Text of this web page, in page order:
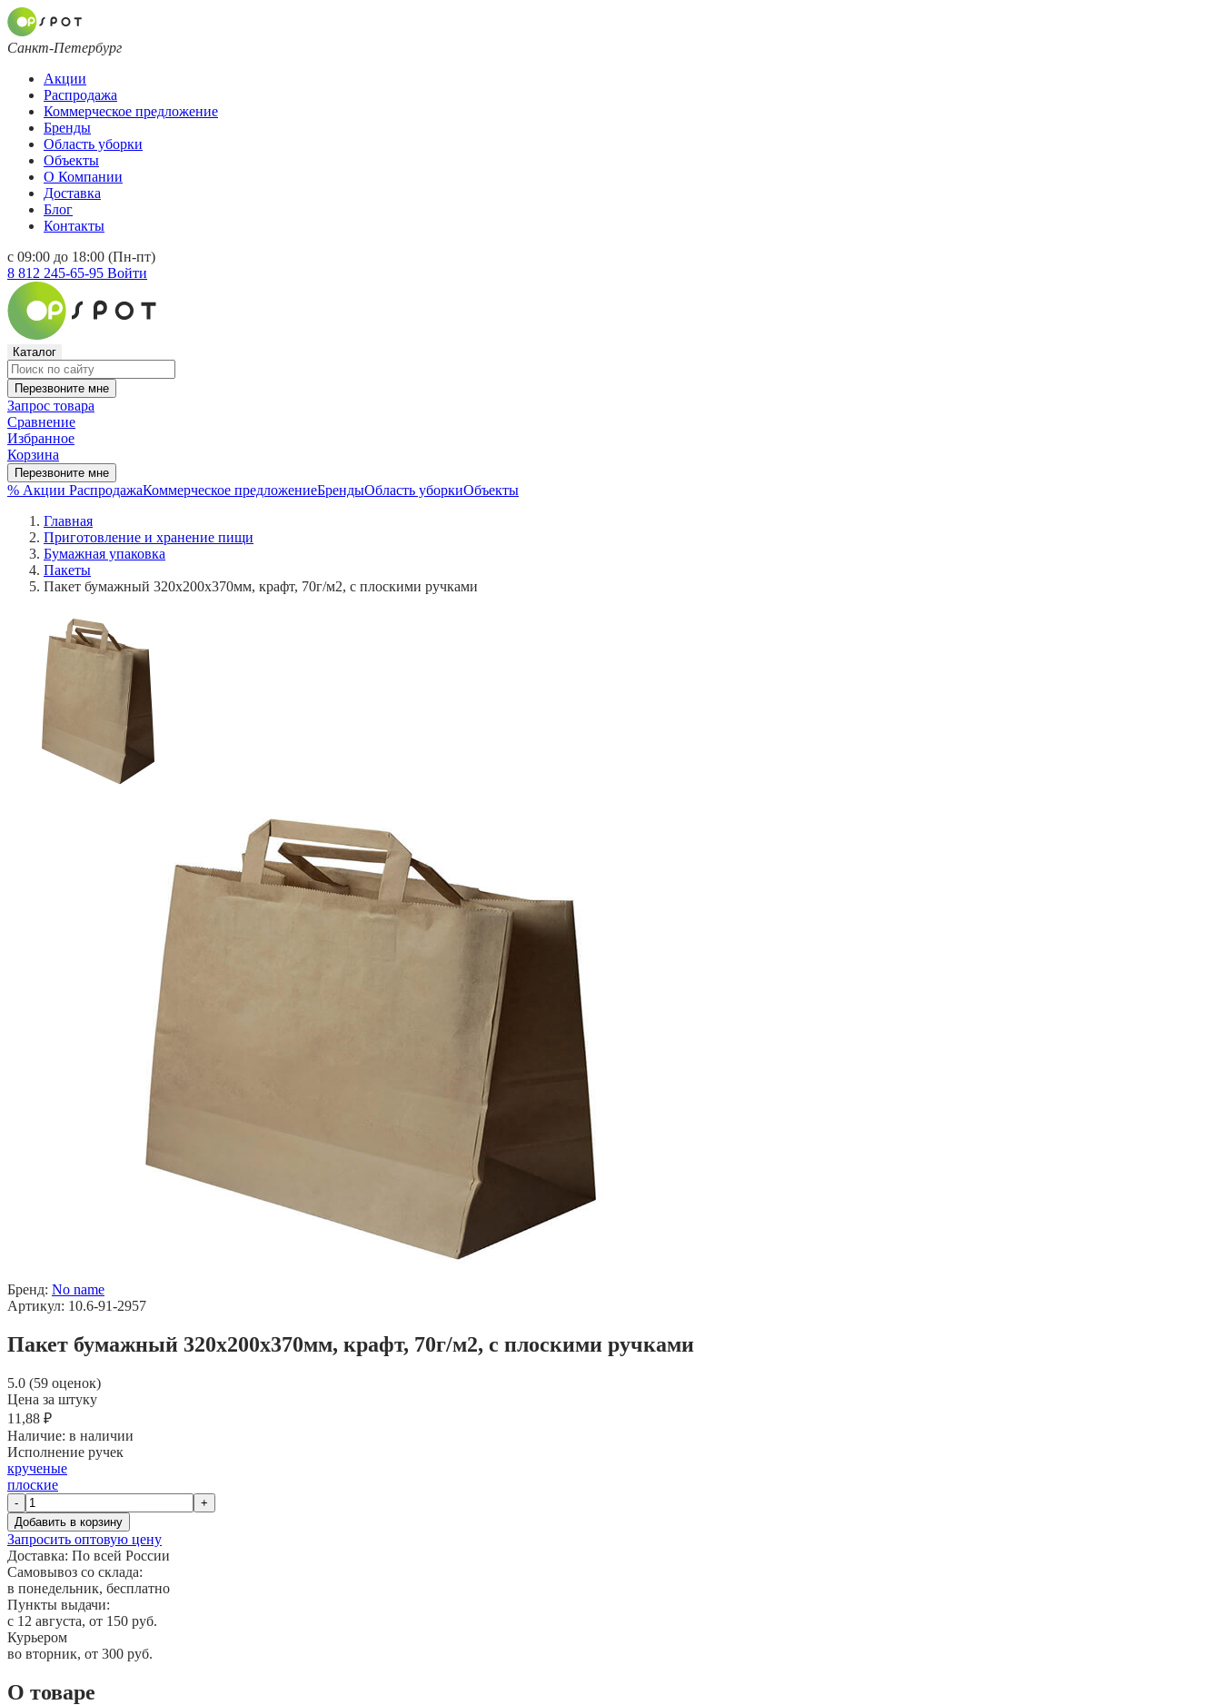
Санкт-Петербург
Акции
Распродажа
Коммерческое предложение
Бренды
Область уборки
Объекты
О Компании
Доставка
Блог
Контакты
с 09:00 до 18:00 (Пн-пт)
8 812 245-65-95 Войти
Каталог
Перезвоните мне
Запрос товара
Сравнение
Избранное
Корзина
Перезвоните мне
% Акции РаспродажаКоммерческое предложениеБрендыОбласть уборкиОбъекты
Главная
Приготовление и хранение пищи
Бумажная упаковка
Пакеты
Пакет бумажный 320х200х370мм, крафт, 70г/м2, с плоскими ручками
Бренд: No name
Артикул: 10.6-91-2957
Пакет бумажный 320х200х370мм, крафт, 70г/м2, с плоскими ручками
5.0 (59 оценок)
Цена за штуку
11,88 ₽
Наличие: в наличии
Исполнение ручек
крученые
плоские
-
+
Добавить в корзину
Запросить оптовую цену
Доставка: По всей России
Самовывоз со склада:
в понедельник, бесплатно
Пункты выдачи:
c 12 августа, от 150 руб.
Курьером
во вторник, от 300 руб.
О товаре